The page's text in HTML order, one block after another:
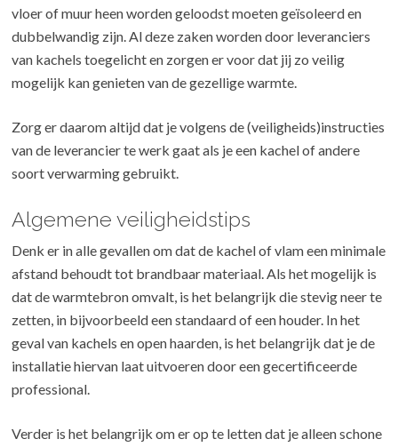
vloer of muur heen worden geloodst moeten geïsoleerd en
dubbelwandig zijn. Al deze zaken worden door leveranciers
van kachels toegelicht en zorgen er voor dat jij zo veilig
mogelijk kan genieten van de gezellige warmte.
Zorg er daarom altijd dat je volgens de (veiligheids)instructies
van de leverancier te werk gaat als je een kachel of andere
soort verwarming gebruikt.
Algemene veiligheidstips
Denk er in alle gevallen om dat de kachel of vlam een minimale
afstand behoudt tot brandbaar materiaal. Als het mogelijk is
dat de warmtebron omvalt, is het belangrijk die stevig neer te
zetten, in bijvoorbeeld een standaard of een houder. In het
geval van kachels en open haarden, is het belangrijk dat je de
installatie hiervan laat uitvoeren door een gecertificeerde
professional.
Verder is het belangrijk om er op te letten dat je alleen schone